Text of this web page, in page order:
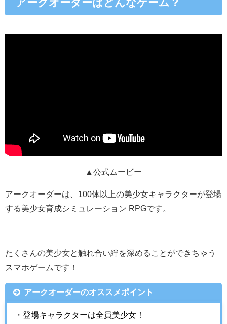
▲公式ムービー
アークオーダーは、100体以上の美少女キャラクターが登場
する美少女育成シミュレーション RPGです。
たくさんの美少女と触れ合い絆を深めることができちゃう
スマホゲームです！
アークオーダーのオススメポイント
・登場キャラクターは全員美少女！